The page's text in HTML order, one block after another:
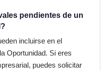
pendientes de un
incluirse en el
Oportunidad. Si eres
puedes solicitar